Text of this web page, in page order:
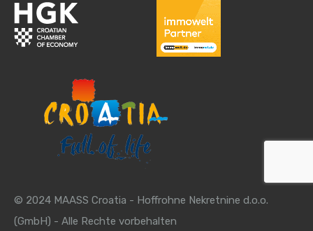
© 2024 MAASS Croatia - Hoffrohne Nekretnine d.o.o.
(GmbH) - Alle Rechte vorbehalten